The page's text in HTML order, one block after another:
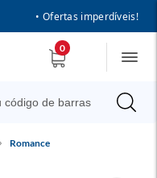
• Ofertas imperdíveis!
0
Romance